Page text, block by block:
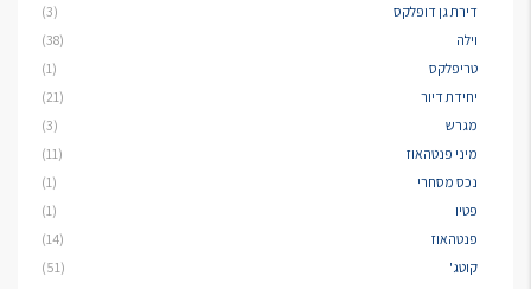
דירת גן דופלקס
(3)
וילה
(38)
טריפלקס
(1)
יחידת דיור
(21)
מגרש
(3)
מיני פנטהאוז
(11)
נכס מסחרי
(1)
פטיו
(1)
פנטהאוז
(14)
קוטג'
(51)